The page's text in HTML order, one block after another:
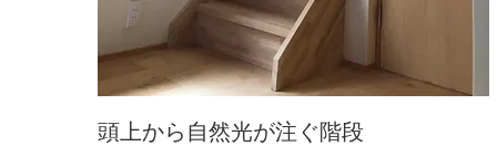
頭上から自然光が注ぐ階段